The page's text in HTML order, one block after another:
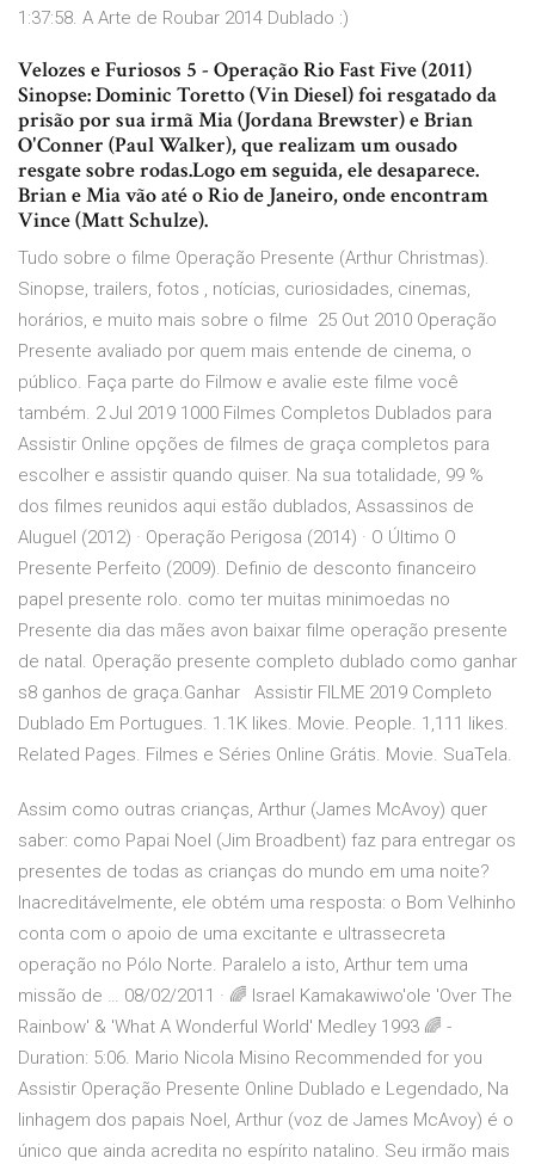
1:37:58. A Arte de Roubar 2014 Dublado :)
Velozes e Furiosos 5 - Operação Rio Fast Five (2011)
Sinopse: Dominic Toretto (Vin Diesel) foi resgatado da
prisão por sua irmã Mia (Jordana Brewster) e Brian
O'Conner (Paul Walker), que realizam um ousado
resgate sobre rodas.Logo em seguida, ele desaparece.
Brian e Mia vão até o Rio de Janeiro, onde encontram
Vince (Matt Schulze).
Tudo sobre o filme Operação Presente (Arthur Christmas).
Sinopse, trailers, fotos , notícias, curiosidades, cinemas,
horários, e muito mais sobre o filme 25 Out 2010 Operação
Presente avaliado por quem mais entende de cinema, o
público. Faça parte do Filmow e avalie este filme você
também. 2 Jul 2019 1000 Filmes Completos Dublados para
Assistir Online opções de filmes de graça completos para
escolher e assistir quando quiser. Na sua totalidade, 99 %
dos filmes reunidos aqui estão dublados, Assassinos de
Aluguel (2012) · Operação Perigosa (2014) · O Último O
Presente Perfeito (2009). Definio de desconto financeiro
papel presente rolo. como ter muitas minimoedas no
Presente dia das mães avon baixar filme operação presente
de natal. Operação presente completo dublado como ganhar
s8 ganhos de graça.Ganhar Assistir FILME 2019 Completo
Dublado Em Portugues. 1.1K likes. Movie. People. 1,111 likes.
Related Pages. Filmes e Séries Online Grátis. Movie. SuaTela.
Assim como outras crianças, Arthur (James McAvoy) quer
saber: como Papai Noel (Jim Broadbent) faz para entregar os
presentes de todas as crianças do mundo em uma noite?
Inacreditávelmente, ele obtém uma resposta: o Bom Velhinho
conta com o apoio de uma excitante e ultrassecreta
operação no Pólo Norte. Paralelo a isto, Arthur tem uma
missão de … 08/02/2011 · 🌈 Israel Kamakawiwo'ole 'Over The
Rainbow' & 'What A Wonderful World' Medley 1993 🌈 -
Duration: 5:06. Mario Nicola Misino Recommended for you
Assistir Operação Presente Online Dublado e Legendado, Na
linhagem dos papais Noel, Arthur (voz de James McAvoy) é o
único que ainda acredita no espírito natalino. Seu irmão mais